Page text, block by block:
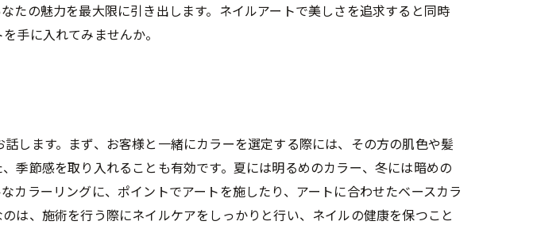
たの魅力を最大限に引き出します。ネイルアートで美しさを追求すると同時
手に入れてみませんか。
します。まず、お客様と一緒にカラーを選定する際には、その方の肌色や髪
季節感を取り入れることも有効です。夏には明るめのカラー、冬には暗めの
カラーリングに、ポイントでアートを施したり、アートに合わせたベースカラ
は、施術を行う際にネイルケアをしっかりと行い、ネイルの健康を保つこと